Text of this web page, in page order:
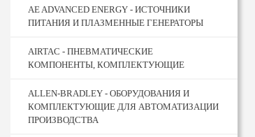
AE ADVANCED ENERGY - ИСТОЧНИКИ
ПИТАНИЯ И ПЛАЗМЕННЫЕ ГЕНЕРАТОРЫ
AIRTAC - ПНЕВМАТИЧЕСКИЕ
КОМПОНЕНТЫ, КОМПЛЕКТУЮЩИЕ
ALLEN-BRADLEY - ОБОРУДОВАНИЯ И
КОМПЛЕКТУЮЩИЕ ДЛЯ АВТОМАТИЗАЦИИ
ПРОИЗВОДСТВА